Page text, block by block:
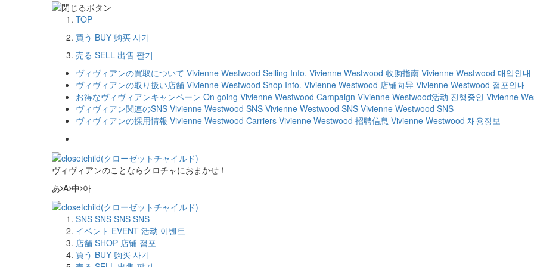
TOP
買う BUY 购买 사기
売る SELL 出售 팔기
ヴィヴィアンの買取について Vivienne Westwood Selling Info. Vivienne Westwood 收购指南 Vivienne Westwood 매입안내
ヴィヴィアンの取り扱い店舗 Vivienne Westwood Shop Info. Vivienne Westwood 店铺向导 Vivienne Westwood 점포안내
お得なヴィヴィアンキャンペーン On going Vivienne Westwood Campaign Vivienne Westwood活动 진행중인 Vivienne
ヴィヴィアン関連のSNS Vivienne Westwood SNS Vivienne Westwood SNS Vivienne Westwood SNS
ヴィヴィアンの採用情報 Vivienne Westwood Carriers Vivienne Westwood 招聘信息 Vivienne Westwood 채용정보
ヴィヴィアンのことならクロチャにおまかせ！
あ A 中 아
SNS SNS SNS SNS
イベント EVENT 活动 이벤트
店舗 SHOP 店铺 점포
買う BUY 购买 사기